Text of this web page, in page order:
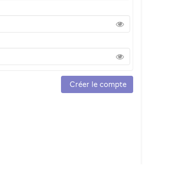
Créer le compte